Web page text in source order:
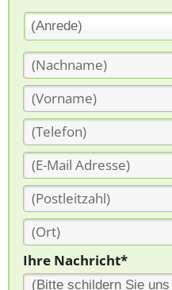
(Anrede)
Ihre Nachricht*